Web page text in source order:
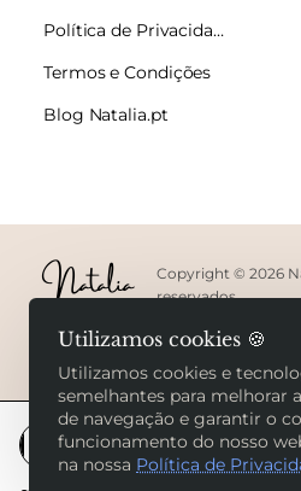
Utilizamos cookies 🍪
Utilizamos cookies e
semelhantes para melhorar
de navegação e garantir o
funcionamento do nosso
na nossa Política de
Política de Privacidade
Termos e Condições
Blog Natalia.pt
Copyright © 2026
reservados.